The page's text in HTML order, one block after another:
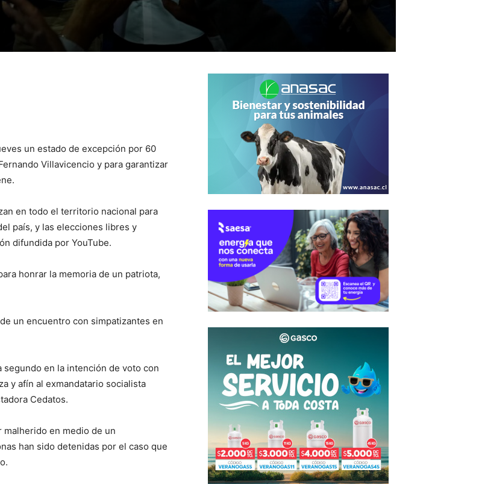
un estado de excepción por 60
Villavicencio y para garantizar
en todo el territorio nacional para
país, y las elecciones libres y
difundida por YouTube.
honrar la memoria de un patriota,
un encuentro con simpatizantes en
segundo en la intención de voto con
y afín al exmandatario socialista
Cedatos.
en medio de un
han sido detenidas por el caso que